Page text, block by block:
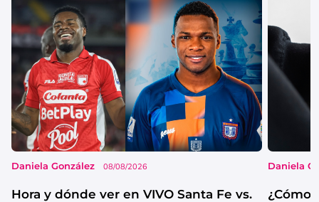
Daniela González 08/08/2026
Hora y dónde ver en VIVO Santa Fe vs.
Daniela
¿Cómo